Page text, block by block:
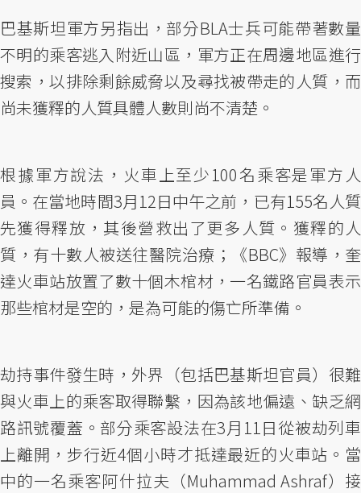
巴基斯坦軍方另指出，部分BLA士兵可能帶著數量
不明的乘客逃入附近山區，軍方正在周邊地區進行
搜索，以排除剩餘威脅以及尋找被帶走的人質，而
尚未獲釋的人質具體人數則尚不清楚。
根據軍方說法，火車上至少100名乘客是軍方人
員。在當地時間3月12日中午之前，已有155名人質
先獲得釋放，其後營救出了更多人質。獲釋的人
質，有十數人被送往醫院治療；《BBC》報導，奎
達火車站放置了數十個木棺材，一名鐵路官員表示
那些棺材是空的，是為可能的傷亡所準備。
劫持事件發生時，外界（包括巴基斯坦官員）很難
與火車上的乘客取得聯繫，因為該地偏遠、缺乏網
路訊號覆蓋。部分乘客設法在3月11日從被劫列車
上離開，步行近4個小時才抵達最近的火車站。當
中的一名乘客阿什拉夫（Muhammad Ashraf）接